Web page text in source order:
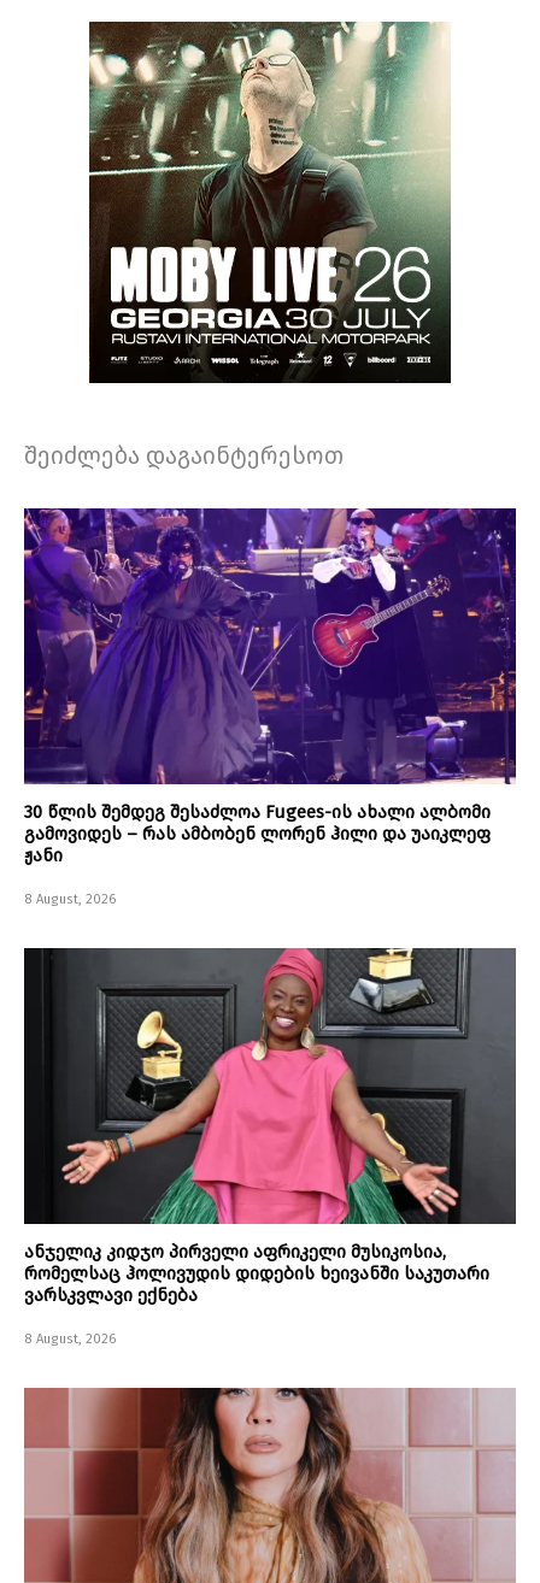
შეიძლება დაგაინტერესოთ
30 წლის შემდეგ შესაძლოა Fugees-ის ახალი ალბომი
გამოვიდეს – რას ამბობენ ლორენ ჰილი და უაიკლეფ
ჟანი
8 August, 2026
ანჯელიკ კიდჯო პირველი აფრიკელი მუსიკოსია,
რომელსაც ჰოლივუდის დიდების ხეივანში საკუთარი
ვარსკვლავი ექნება
8 August, 2026